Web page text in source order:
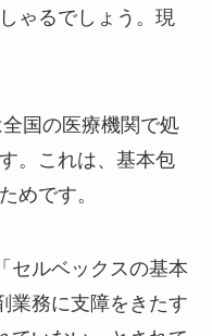
ゃるでしょう。現
国の医療機関で処
。これは、基本包
めです。
セルベックスの基本
業務に支障をきたす